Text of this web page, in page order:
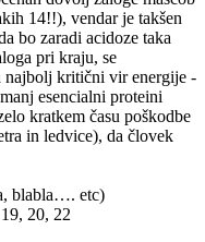
14!!), vendar je takšen
bo zaradi acidoze taka
pri kraju, se
najbolj kritični vir energije -
esencialni proteini
kratkem času poškodbe
in ledvice), da človek
blabla…. etc)
20, 22